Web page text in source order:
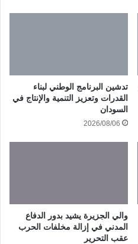
تدشين البرنامج الوطني لبناء
القدرات وتعزيز التنمية والإنتاج في
السودان
2026/08/06
والي الجزيرة يشيد بدور الدفاع
المدني في إزالة مخلفات الحرب
عقب التحرير